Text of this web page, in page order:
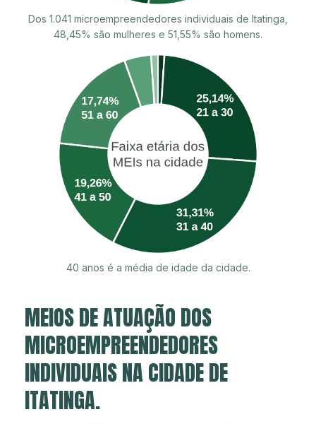
Dos 1.041 microempreendedores individuais de Itatinga,
48,45% são mulheres e 51,55% são homens.
40 anos é a média de idade da cidade.
MEIOS DE ATUAÇÃO DOS
MICROEMPREENDEDORES
INDIVIDUAIS NA CIDADE DE
ITATINGA.